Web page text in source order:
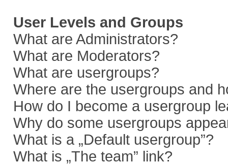
User Levels and Groups
What are Administrators?
What are Moderators?
What are usergroups?
Where are the usergroups and
How do I become a usergroup
Why do some usergroups
What is a „Default usergroup”?
What is „The team” link?